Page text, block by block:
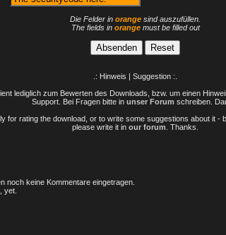
Die Felder in orange sind auszufüllen.
The fields in orangemust be filled out
.: Hinweis | Suggestion :.
lediglich zum Bewerten des Downloads, bzw. um einen
Support. Bei Fragen bitte in unser Forum schreiben.
for rating the download, or to write some suggestions about it -
please write it in our forum . Thanks.
noch keine Kommentare eingetragen.
yet.